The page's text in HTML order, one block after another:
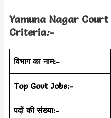
Yamuna Nagar
Criteria:-
विभाग का नाम:-
Top Govt Jobs:-
पदों की संख्या:-